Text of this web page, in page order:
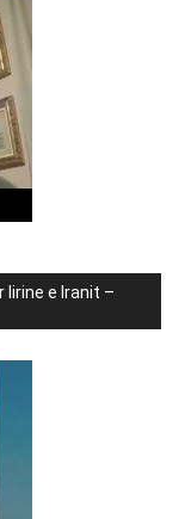
lirine e Iranit –